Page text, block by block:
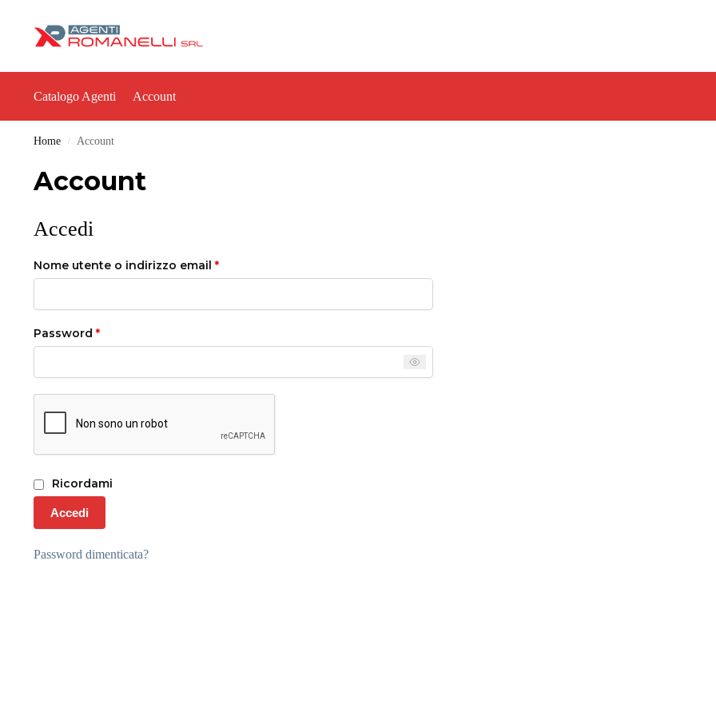
Catalogo Agenti Account
Home / Account
Account
Accedi
Nome utente o indirizzo email *
Password *
Ricordami
Accedi
Password dimenticata?